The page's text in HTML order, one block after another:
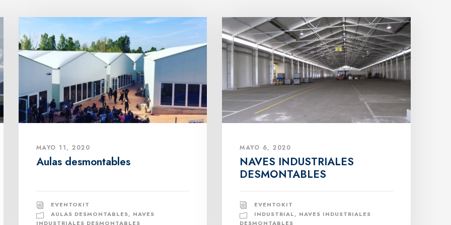
MAYO 11, 2020
Aulas desmontables
EVENTOKIT
AULAS DESMONTABLES, NAVES
INDUSTRIALES DESMONTABLES
MAYO 6, 2020
NAVES INDUSTRIALES
DESMONTABLES
EVENTOKIT
INDUSTRIAL, NAVES INDUSTRIALES
DESMONTABLES